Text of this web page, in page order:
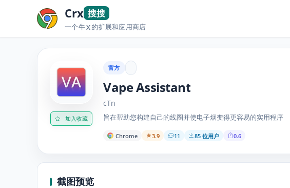
Crx 搜搜
一个牛X的扩展和应用商店
加入收藏
官方
Vape Assistant
cTn
旨在帮助您构建自己的线圈并使电子烟变得更容易的实用程序
Chrome 3.9 11 85 位用户 0.6
截图预览